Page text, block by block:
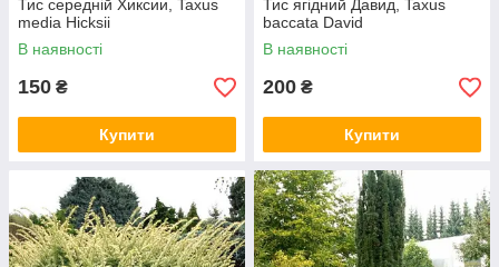
Тис середній Хиксии, Taxus
media Hicksii
В наявності
150 ₴
Купити
Тис ягідний Давид, Taxus
baccata David
В наявності
200 ₴
Купити